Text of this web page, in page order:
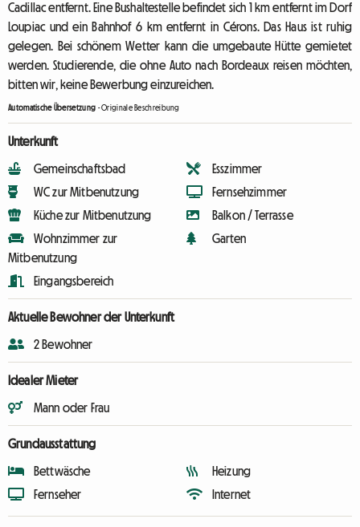
Cadillac entfernt. Eine Bushaltestelle befindet sich 1 km entfernt im Dorf
Loupiac und ein Bahnhof 6 km entfernt in Cérons. Das Haus ist ruhig
gelegen. Bei schönem Wetter kann die umgebaute Hütte gemietet
werden. Studierende, die ohne Auto nach Bordeaux reisen möchten,
bitten wir, keine Bewerbung einzureichen.
Automatische Übersetzung -Originale Beschreibung
Unterkunft
Gemeinschaftsbad
WC zur Mitbenutzung
Küche zur Mitbenutzung
Wohnzimmer zur
Mitbenutzung
Eingangsbereich
Esszimmer
Fernsehzimmer
Balkon / Terrasse
Garten
Aktuelle Bewohner der Unterkunft
2 Bewohner
Idealer Mieter
Mann oder Frau
Grundausstattung
Bettwäsche
Fernseher
Heizung
Internet